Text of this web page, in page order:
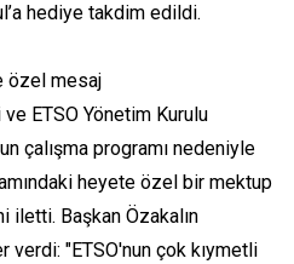
hediye takdim edildi.
özel mesaj
ETSO Yönetim Kurulu
çalışma programı nedeniyle
heyete özel bir mektup
iletti. Başkan Özakalın
"ETSO'nun çok kıymetli